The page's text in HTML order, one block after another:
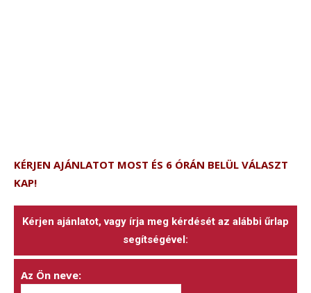
KÉRJEN AJÁNLATOT MOST ÉS 6 ÓRÁN BELÜL VÁLASZT
KAP!
Kérjen ajánlatot, vagy írja meg kérdését az alábbi űrlap
segítségével:
Az Ön neve: